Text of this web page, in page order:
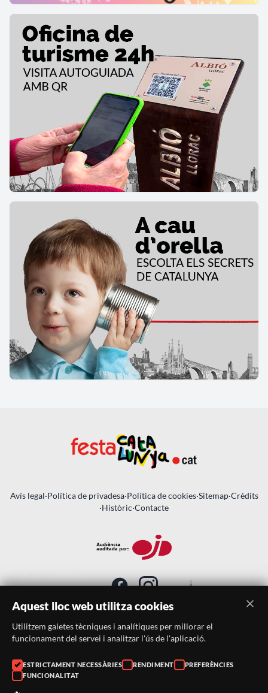
Avís legal·Política de privadesa·Política de cookies·Sitemap·Crèdits
·Històric·Contacte
SUBSCRIU-TE AL BUTLLETÍ
Telèfon: 938046359
Correu:
Aquest lloc web utilitza cookies
Utilitzem galetes tècniques i analítiques per millorar el
funcionament del servei i analitzar l'ús de l'aplicació.
ESTRICTAMENT NECESSÀRIES RENDIMENT
PREFERÈNCIES
FUNCIONALITAT